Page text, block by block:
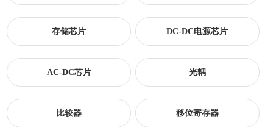
存储芯片 DC-DC电源芯片
AC-DC芯片 光耦
比较器 移位寄存器